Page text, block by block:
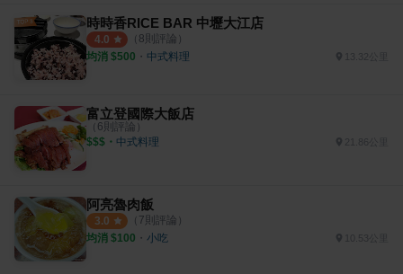
時時香RICE BAR 中壢大江店
4.0 （ 8則評論）
均消 $500 ・ 中式料理
富立登國際大飯店
（ 6則評論）
$$$ ・ 中式料理
阿亮魯肉飯
3.0 （ 7則評論）
均消 $100 ・ 小吃 10.53公里